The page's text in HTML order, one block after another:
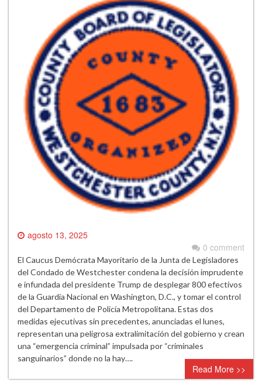
agosto 13, 2025
0 comment
El Caucus Demócrata Mayoritario de la Junta de Legisladores
del Condado de Westchester condena la decisión imprudente
e infundada del presidente Trump de desplegar 800 efectivos
de la Guardia Nacional en Washington, D.C., y tomar el control
del Departamento de Policía Metropolitana. Estas dos
medidas ejecutivas sin precedentes, anunciadas el lunes,
representan una peligrosa extralimitación del gobierno y crean
una “emergencia criminal” impulsada por “criminales
sanguinarios” donde no la hay….
Read More >>